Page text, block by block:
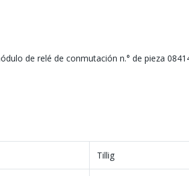
de relé de conmutación n.° de pieza
Tillig